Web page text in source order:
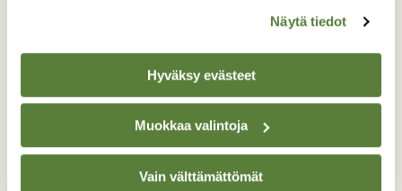
Näytä tiedot
Hyväksy evästeet
Muokkaa valintoja
Vain välttämättömät
Ainoastaan muutaman uurremaatähden
Valokuvaaja: Hannu Rasiranta, Hauho 14 09.2015